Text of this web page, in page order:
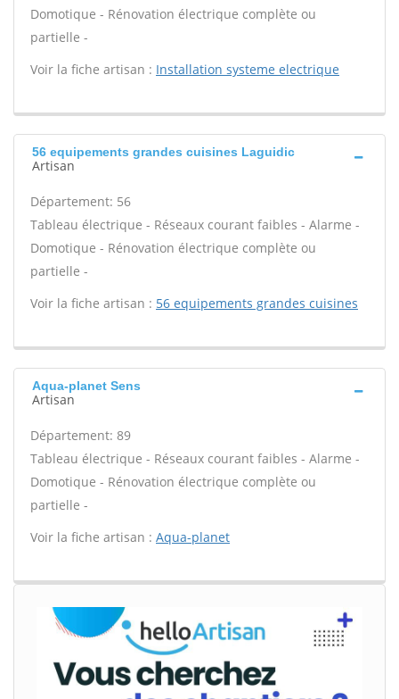
Domotique - Rénovation électrique complète ou
partielle -
Voir la fiche artisan : Installation systeme electrique
56 equipements grandes cuisines Laguidic
Artisan
Département: 56
Tableau électrique - Réseaux courant faibles - Alarme -
Domotique - Rénovation électrique complète ou
partielle -
Voir la fiche artisan : 56 equipements grandes cuisines
Aqua-planet Sens
Artisan
Département: 89
Tableau électrique - Réseaux courant faibles - Alarme -
Domotique - Rénovation électrique complète ou
partielle -
Voir la fiche artisan : Aqua-planet